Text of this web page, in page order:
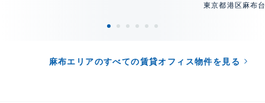
東京都港区麻布
麻布エリアのすべての賃貸オフィス物件を見る